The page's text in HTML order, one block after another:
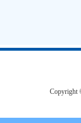
Copyright